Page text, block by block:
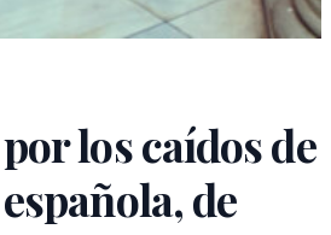
los caídos de
de